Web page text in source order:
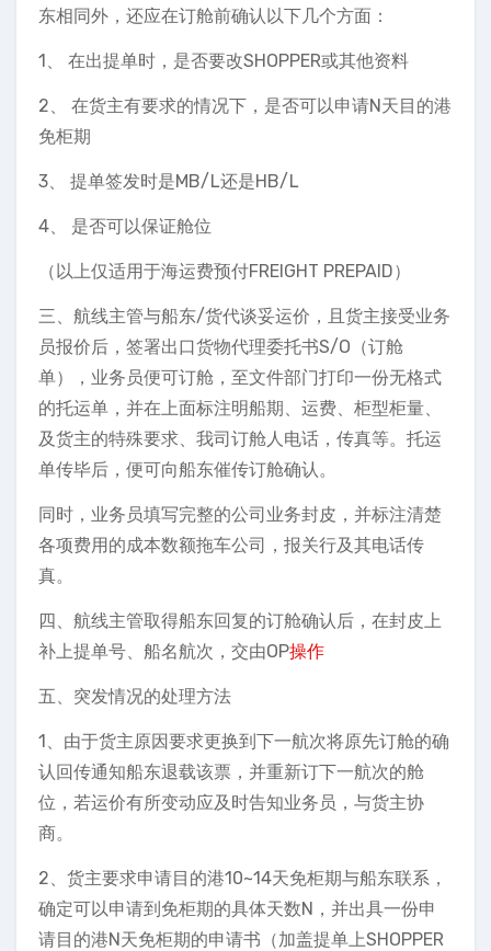
东相同外，还应在订舱前确认以下几个方面：
1、 在出提单时，是否要改SHOPPER或其他资料
2、 在货主有要求的情况下，是否可以申请N天目的港
免柜期
3、 提单签发时是MB/L还是HB/L
4、 是否可以保证舱位
（以上仅适用于海运费预付FREIGHT PREPAID）
三、航线主管与船东/货代谈妥运价，且货主接受业务
员报价后，签署出口货物代理委托书S/O（订舱
单），业务员便可订舱，至文件部门打印一份无格式
的托运单，并在上面标注明船期、运费、柜型柜量、
及货主的特殊要求、我司订舱人电话，传真等。托运
单传毕后，便可向船东催传订舱确认。
同时，业务员填写完整的公司业务封皮，并标注清楚
各项费用的成本数额拖车公司，报关行及其电话传
真。
四、航线主管取得船东回复的订舱确认后，在封皮上
补上提单号、船名航次，交由OP操作
五、突发情况的处理方法
1、由于货主原因要求更换到下一航次将原先订舱的确
认回传通知船东退载该票，并重新订下一航次的舱
位，若运价有所变动应及时告知业务员，与货主协
商。
2、货主要求申请目的港10~14天免柜期与船东联系，
确定可以申请到免柜期的具体天数N，并出具一份申
请目的港N天免柜期的申请书（加盖提单上SHOPPER